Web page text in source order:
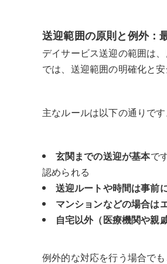
送迎範囲の原則と例外：
デイサービス送迎の範囲は
では、送迎範囲の明確化と
主なルールは以下の通りです
玄関までの送迎が基本で
認められる
送迎ルートや時間は事前
マンションなどの場合は
自宅以外（医療機関や親
例外的な対応を行う場合で